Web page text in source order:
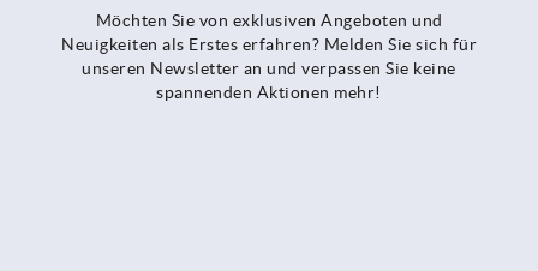
Möchten Sie von exklusiven Angeboten und
Neuigkeiten als Erstes erfahren? Melden Sie sich für
unseren Newsletter an und verpassen Sie keine
spannenden Aktionen mehr!